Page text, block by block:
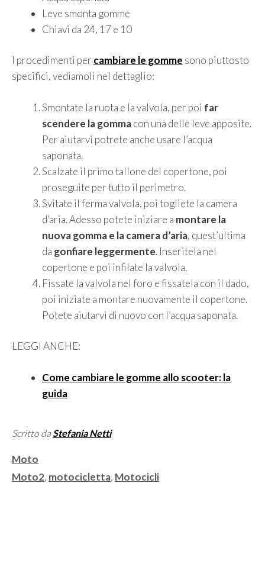
Leve smonta gomme
Chiavi da 24, 17 e 10
I procedimenti per cambiare le gomme sono piuttosto
specifici, vediamoli nel dettaglio:
Smontate la ruota e la valvola, per poi far
scendere la gommacon una delle leve apposite.
Per aiutarvi potrete anche usare l’acqua
saponata.
Scalzate il primo tallone del copertone, poi
proseguite per tutto il perimetro.
Svitate il ferma valvola, poi togliete la camera
d’aria. Adesso potete iniziare a montare la
nuova gomma e la camera d’aria, quest’ultima
da gonfiare leggermente. Inseritela nel
copertone e poi infilate la valvola.
Fissate la valvola nel foro e fissatela con il dado,
poi iniziate a montare nuovamente il copertone.
Potete aiutarvi di nuovo con l’acqua saponata.
LEGGI ANCHE:
Come cambiare le gomme allo scooter: la
guida
Scritto daStefania Netti
Categorie
Moto
Tag
Moto2, motocicletta, Motocicli